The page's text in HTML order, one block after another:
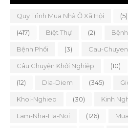
Quy Trình Mua Nhà Ở Xã Hội (5)
(417) Biệt Thự (2)
Bệnh Phổi (3) Cau-
Câu Chuyện Khởi Nghiệp (10)
(12) Dia-Diem (345)
Khoi-Nghiep (30) Kinh
Lam-Nha-Ha-Noi (126)